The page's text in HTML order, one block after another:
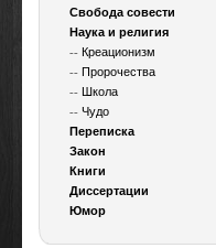
Свобода совести
Наука и религия
-- Креационизм
--Пророчества
-- Школа
--Чудо
Переписка
Закон
Книги
Диссертации
Юмор